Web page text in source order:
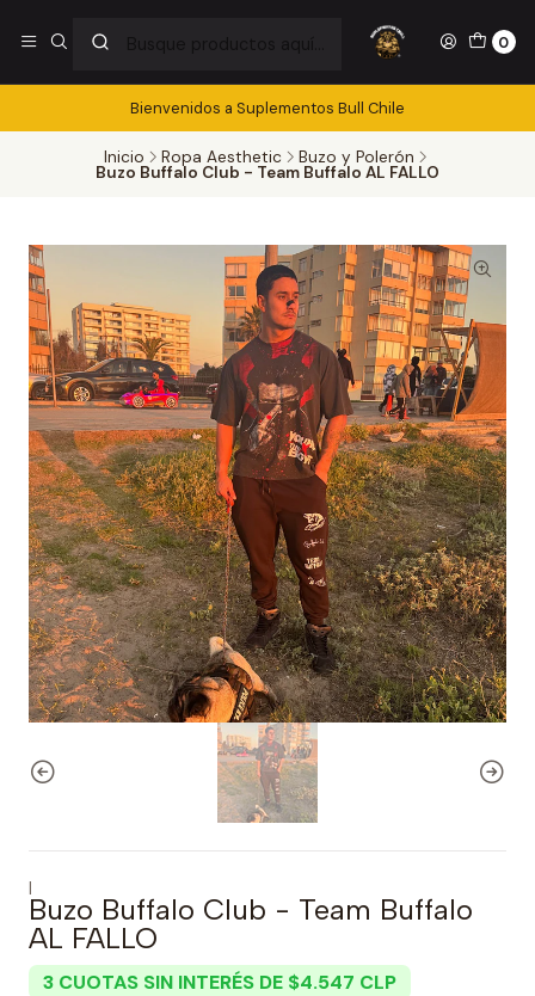
0
Bienvenidos a Suplementos Bull Chile
Inicio Ropa Aesthetic Buzo y Polerón
Buzo Buffalo Club - Team Buffalo AL FALLO
|
Buzo Buffalo Club - Team Buffalo
AL FALLO
3 CUOTAS SIN INTERÉS DE $4.547 CLP